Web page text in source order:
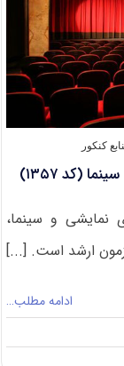
کنکور
(کد ۱۳۵۷)
نمایشی و سینما،
ارشد است. [...]
ادامه مطلب…